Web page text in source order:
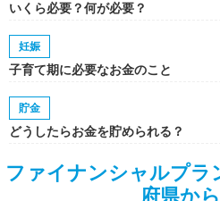
いくら必要？何が必要？
妊娠
子育て期に必要なお金のこと
貯金
どうしたらお金を貯められる？
ファイナンシャルプラ
府県か